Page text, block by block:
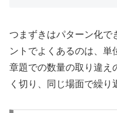
つまずきはパターン化で
ントでよくあるのは、単
章題での数量の取り違え
く切り、同じ場面で繰り